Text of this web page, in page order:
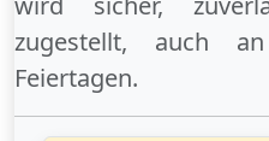
zugestellt, auch
Feiertagen.